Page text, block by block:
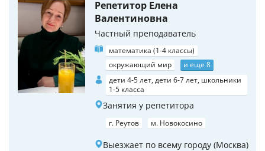
Репетитор Елена
Валентиновна
Частный преподаватель
математика (1-4 классы)
окружающий мир
и еще 8
дети 4-5 лет, дети 6-7 лет, школьники
1-5 класса
Занятия у репетитора
г. Реутов м. Новокосино
Выезжает по всему городу (Москва)